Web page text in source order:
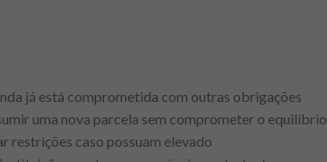
já está comprometida com outras obrigações
uma nova parcela sem comprometer o equilíbrio
restrições caso possuam elevado